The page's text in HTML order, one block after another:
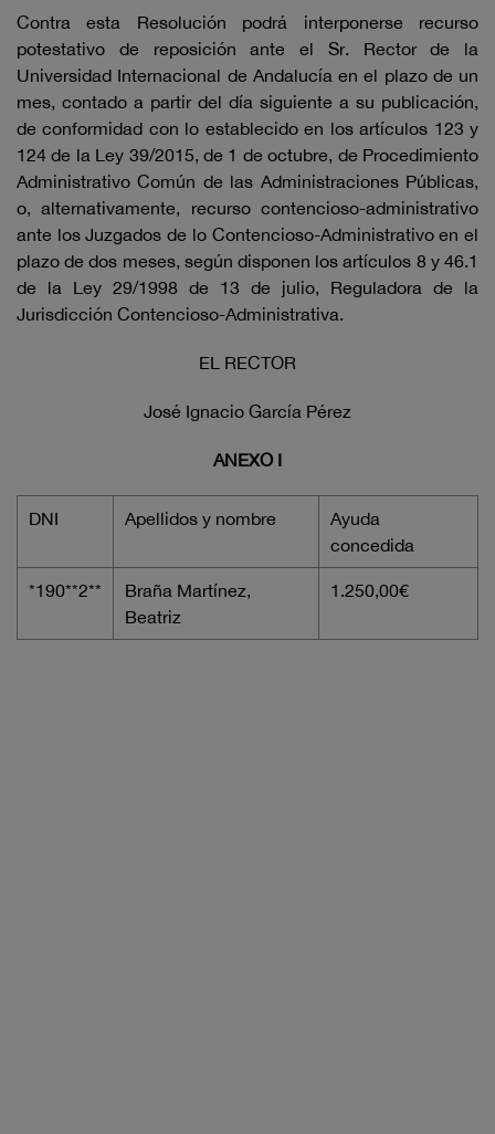
Contra esta Resolución podrá interponerse recurso
potestativo de reposición ante el Sr. Rector de la
Universidad Internacional de Andalucía en el plazo de un
mes, contado a partir del día siguiente a su publicación,
de conformidad con lo establecido en los artículos 123 y
124 de la Ley 39/2015, de 1 de octubre, de Procedimiento
Administrativo Común de las Administraciones Públicas,
o, alternativamente, recurso contencioso-administrativo
ante los Juzgados de lo Contencioso-Administrativo en el
plazo de dos meses, según disponen los artículos 8 y 46.1
de la Ley 29/1998 de 13 de julio, Reguladora de la
Jurisdicción Contencioso-Administrativa.
EL RECTOR
José Ignacio García Pérez
ANEXO I
DNI Apellidos y nombre
Ayuda
concedida
*190**2**
Braña Martínez,
Beatriz
1.250,00€